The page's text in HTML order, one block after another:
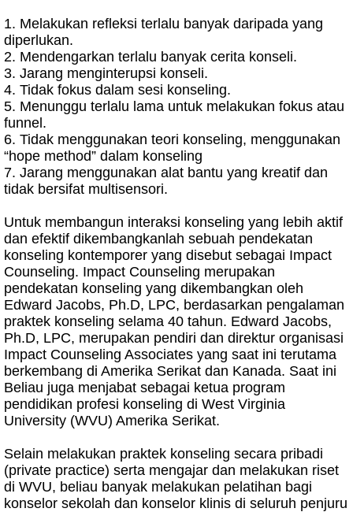
1. Melakukan refleksi terlalu banyak daripada yang
diperlukan.
2. Mendengarkan terlalu banyak cerita konseli.
3. Jarang menginterupsi konseli.
4. Tidak fokus dalam sesi konseling.
5. Menunggu terlalu lama untuk melakukan fokus atau
funnel.
6. Tidak menggunakan teori konseling, menggunakan
“hope method” dalam konseling
7. Jarang menggunakan alat bantu yang kreatif dan
tidak bersifat multisensori.
Untuk membangun interaksi konseling yang lebih aktif
dan efektif dikembangkanlah sebuah pendekatan
konseling kontemporer yang disebut sebagai Impact
Counseling. Impact Counseling merupakan
pendekatan konseling yang dikembangkan oleh
Edward Jacobs, Ph.D, LPC, berdasarkan pengalaman
praktek konseling selama 40 tahun. Edward Jacobs,
Ph.D, LPC, merupakan pendiri dan direktur organisasi
Impact Counseling Associates yang saat ini terutama
berkembang di Amerika Serikat dan Kanada. Saat ini
Beliau juga menjabat sebagai ketua program
pendidikan profesi konseling di West Virginia
University (WVU) Amerika Serikat.
Selain melakukan praktek konseling secara pribadi
(private practice) serta mengajar dan melakukan riset
di WVU, beliau banyak melakukan pelatihan bagi
konselor sekolah dan konselor klinis di seluruh penjuru